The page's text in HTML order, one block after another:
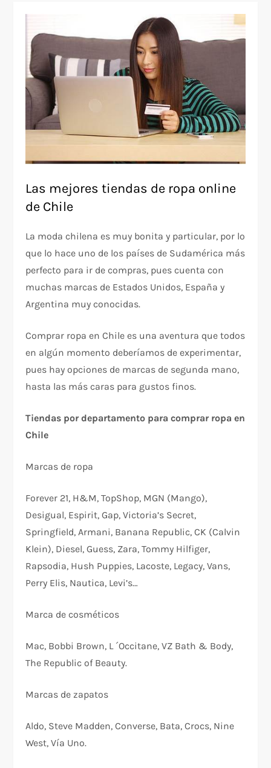
Las mejores tiendas de ropa online
de Chile
La moda chilena es muy bonita y particular, por lo
que lo hace uno de los países de Sudamérica más
perfecto para ir de compras, pues cuenta con
muchas marcas de Estados Unidos, España y
Argentina muy conocidas.
Comprar ropa en Chile es una aventura que todos
en algún momento deberíamos de experimentar,
pues hay opciones de marcas de segunda mano,
hasta las más caras para gustos finos.
Tiendas por departamento para comprar ropa en
Chile
Marcas de ropa
Forever 21, H&M, TopShop, MGN (Mango),
Desigual, Espirit, Gap, Victoria’s Secret,
Springfield, Armani, Banana Republic, CK (Calvin
Klein), Diesel, Guess, Zara, Tommy Hilfiger,
Rapsodia, Hush Puppies, Lacoste, Legacy, Vans,
Perry Elis, Nautica, Levi’s…
Marca de cosméticos
Mac, Bobbi Brown, L ´Occitane, VZ Bath & Body,
The Republic of Beauty.
Marcas de zapatos
Aldo, Steve Madden, Converse, Bata, Crocs, Nine
West, Vía Uno.